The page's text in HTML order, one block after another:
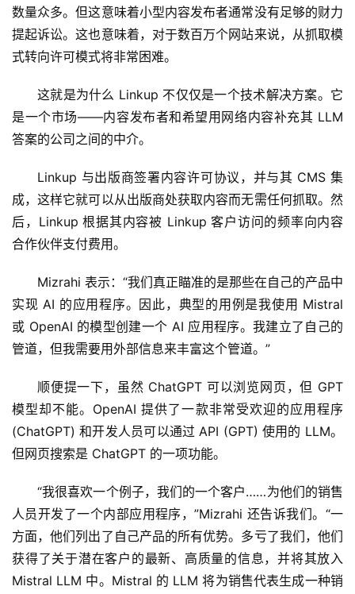
数量众多。但这意味着小型内容发布者通常没有足够的财力
提起诉讼。这也意味着，对于数百万个网站来说，从抓取模
式转向许可模式将非常困难。
这就是为什么 Linkup 不仅仅是一个技术解决方案。它
是一个市场——内容发布者和希望用网络内容补充其 LLM
答案的公司之间的中介。
Linkup 与出版商签署内容许可协议，并与其 CMS 集
成，这样它就可以从出版商处获取内容而无需任何抓取。然
后，Linkup 根据其内容被 Linkup 客户访问的频率向内容
合作伙伴支付费用。
Mizrahi 表示：“我们真正瞄准的是那些在自己的产品中
实现 AI 的应用程序。因此，典型的用例是我使用 Mistral
或 OpenAI 的模型创建一个 AI 应用程序。我建立了自己的
管道，但我需要用外部信息来丰富这个管道。”
顺便提一下，虽然 ChatGPT 可以浏览网页，但 GPT
模型却不能。OpenAI 提供了一款非常受欢迎的应用程序
(ChatGPT) 和开发人员可以通过 API (GPT) 使用的 LLM。
但网页搜索是 ChatGPT 的一项功能。
“我很喜欢一个例子，我们的一个客户……为他​​们的销售
人员开发了一个内部应用程序，”Mizrahi 还告诉我们。“一
方面，他们列出了自己产品的所有优势。多亏了我们，他们
获得了关于潜在客户的最新、高质量的信息，并将其放入
Mistral LLM 中。Mistral 的 LLM 将为销售代表生成一种销